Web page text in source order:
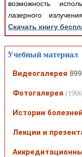
возможность
лазерного
Скачать книгу
Учебный материал
Видеогалерея 899
Фотогалерея
Истории болезней
Лекции и